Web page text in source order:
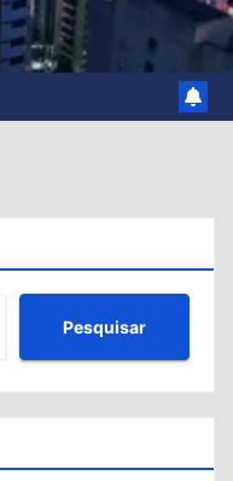
Pesquisar